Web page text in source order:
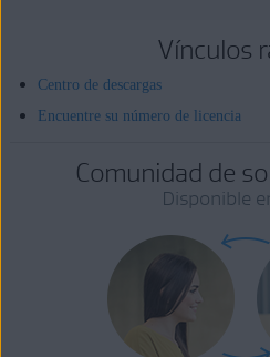
Vínculos
Centro de descargas
Encuentre su número de licencia
Comunidad de
Disponible